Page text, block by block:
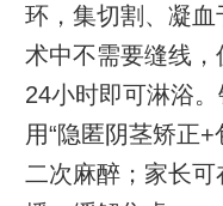
环，集切割、凝血
术中不需要缝线
24小时即可淋浴
用“隐匿阴茎矫正
二次麻醉；家长